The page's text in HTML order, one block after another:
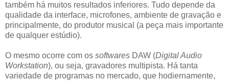
também há muitos resultados inferiores. Tudo depende da
qualidade da interface, microfones, ambiente de gravação e
principalmente, do produtor musical (a peça mais importante
de qualquer estúdio).
O mesmo ocorre com os softwares DAW (Digital Audio
Workstation), ou seja, gravadores multipista. Há tanta
variedade de programas no mercado, que hodiernamente,